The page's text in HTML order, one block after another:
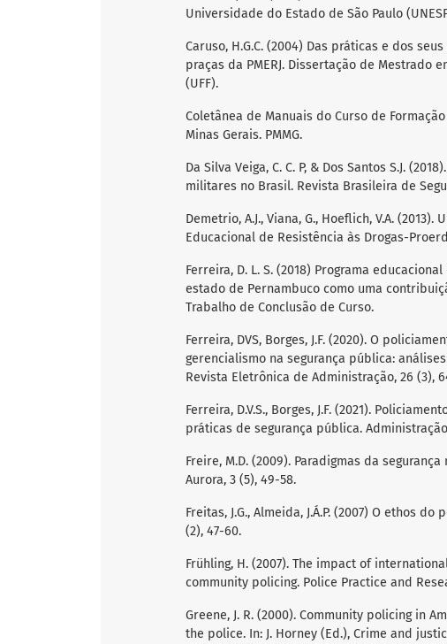
Universidade do Estado de São Paulo
Caruso, H.G.C. (2004) Das práticas e dos
praças da PMERJ. Dissertação de Mestrado
(UFF).
Coletânea de Manuais do Curso de
Minas Gerais. PMMG.
Da Silva Veiga, C. C. P, & Dos Santos S.J.
militares no Brasil. Revista Brasileira de
Demetrio, A.J., Viana, G., Hoeflich, V.A.
Educacional de Resistência às Drogas-
Ferreira, D. L. S. (2018) Programa
estado de Pernambuco como uma
Trabalho de Conclusão de Curso.
Ferreira, DVS, Borges, J.F. (2020). O
gerencialismo na segurança pública:
Revista Eletrônica de Administração, 26 (3),
Ferreira, D.V.S., Borges, J.F. (2021).
práticas de segurança pública.
Freire, M.D. (2009). Paradigmas da
Aurora, 3 (5), 49-58.
Freitas, J.G., Almeida, J.Á.P. (2007) O ethos
(2), 47-60.
Frühling, H. (2007). The impact of
community policing. Police Practice and
Greene, J. R. (2000). Community policing in
the police. In: J. Horney (Ed.), Crime and